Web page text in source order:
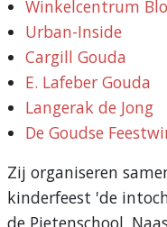
Winkelcentrum
Urban-Inside
Cargill Gouda
E. Lafeber Gouda
Langerak de Jong
De Goudse
Zij organiseren
kinderfeest 'de